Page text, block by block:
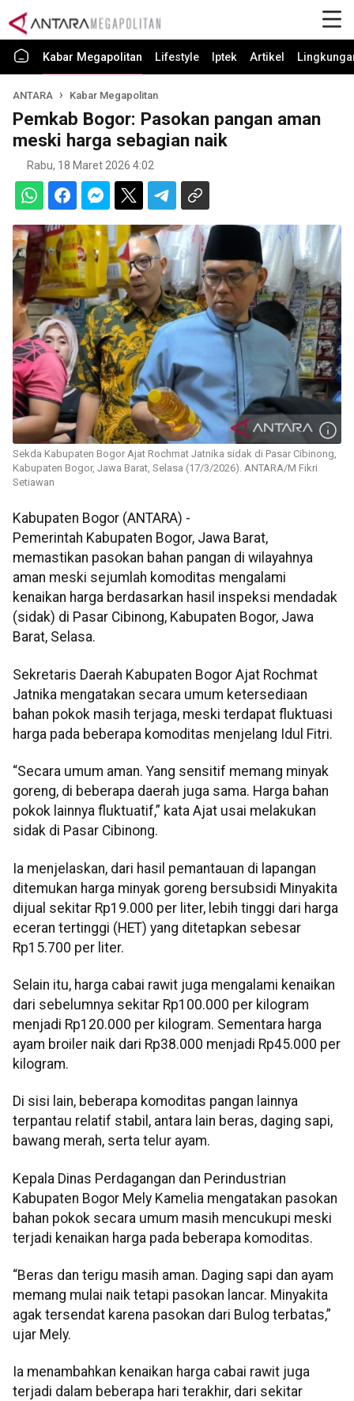
Kabar Megapolitan Lifestyle Iptek Artikel
ANTARA Kabar Megapolitan
Pemkab Bogor: Pasokan pangan aman
meski harga sebagian naik
Rabu, 18 Maret 2026 4:02
Sekda Kabupaten Bogor Ajat Rochmat Jatnika sidak di Pasar Cibinong,
Kabupaten Bogor, Jawa Barat, Selasa (17/3/2026). ANTARA/M Fikri
Setiawan
Kabupaten Bogor (ANTARA) -
Pemerintah Kabupaten Bogor, Jawa Barat,
memastikan pasokan bahan pangan di wilayahnya
aman meski sejumlah komoditas mengalami
kenaikan harga berdasarkan hasil inspeksi mendadak
(sidak) di Pasar Cibinong, Kabupaten Bogor, Jawa
Barat, Selasa.
Sekretaris Daerah Kabupaten Bogor Ajat Rochmat
Jatnika mengatakan secara umum ketersediaan
bahan pokok masih terjaga, meski terdapat fluktuasi
harga pada beberapa komoditas menjelang Idul Fitri.
“Secara umum aman. Yang sensitif memang minyak
goreng, di beberapa daerah juga sama. Harga bahan
pokok lainnya fluktuatif,” kata Ajat usai melakukan
sidak di Pasar Cibinong.
Ia menjelaskan, dari hasil pemantauan di lapangan
ditemukan harga minyak goreng bersubsidi Minyakita
dijual sekitar Rp19.000 per liter, lebih tinggi dari harga
eceran tertinggi (HET) yang ditetapkan sebesar
Rp15.700 per liter.
Selain itu, harga cabai rawit juga mengalami kenaikan
dari sebelumnya sekitar Rp100.000 per kilogram
menjadi Rp120.000 per kilogram. Sementara harga
ayam broiler naik dari Rp38.000 menjadi Rp45.000 per
kilogram.
Di sisi lain, beberapa komoditas pangan lainnya
terpantau relatif stabil, antara lain beras, daging sapi,
bawang merah, serta telur ayam.
Kepala Dinas Perdagangan dan Perindustrian
Kabupaten Bogor Mely Kamelia mengatakan pasokan
bahan pokok secara umum masih mencukupi meski
terjadi kenaikan harga pada beberapa komoditas.
“Beras dan terigu masih aman. Daging sapi dan ayam
memang mulai naik tetapi pasokan lancar. Minyakita
agak tersendat karena pasokan dari Bulog terbatas,”
ujar Mely.
Ia menambahkan kenaikan harga cabai rawit juga
terjadi dalam beberapa hari terakhir, dari sekitar